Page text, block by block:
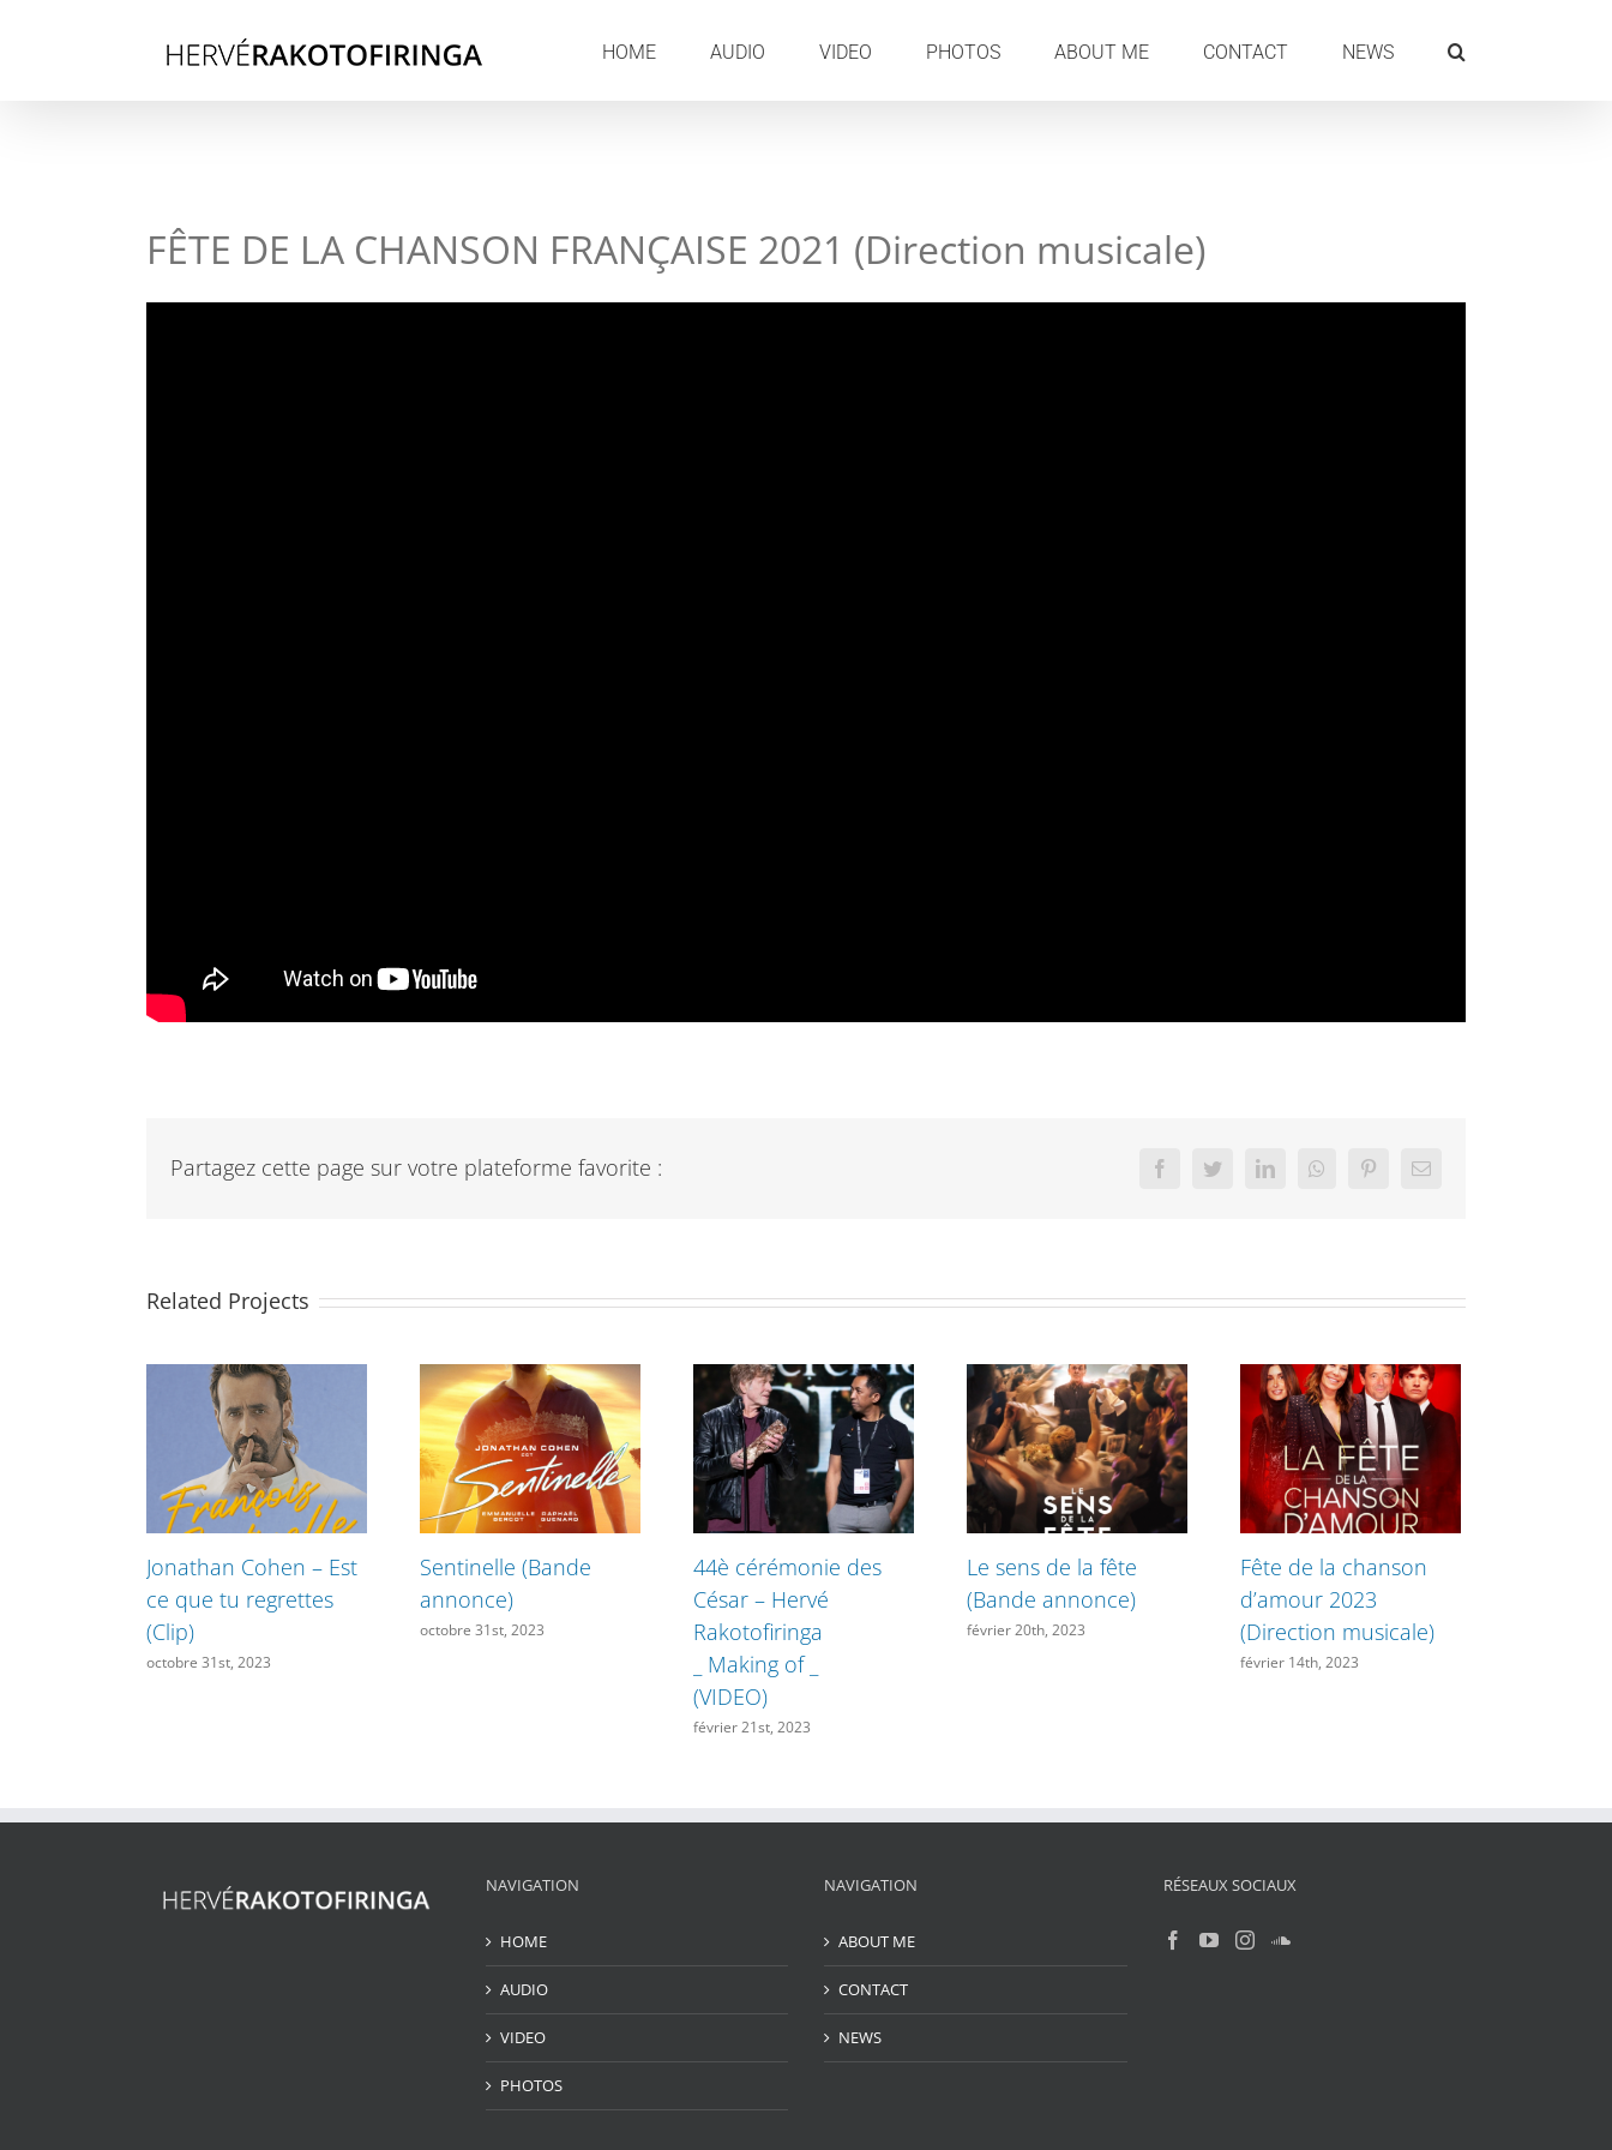
HOME AUDIO VIDEO PHOTOS ABOUT ME CONTACT NEWS
FÊTE DE LA CHANSON FRANÇAISE 2021 (Direction musicale)
Partagez cette page sur votre plateforme favorite : FacebookTwitterLinkedInWhatsappPinterestEmail
Related Projects
Jonathan Cohen – Est
ce que tu regrettes
(Clip)
octobre 31st, 2023
Sentinelle (Bande
annonce)
octobre 31st, 2023
44è cérémonie des
César – Hervé
Rakotofiringa
_ Making of _
(VIDEO)
février 21st, 2023
Le sens de la fête
(Bande annonce)
février 20th, 2023
Fête de la chanson
d’amour 2023
(Direction musicale)
février 14th, 2023
NAVIGATION
HOME
AUDIO
VIDEO
PHOTOS
NAVIGATION
ABOUT ME
CONTACT
NEWS
RÉSEAUX SOCIAUX